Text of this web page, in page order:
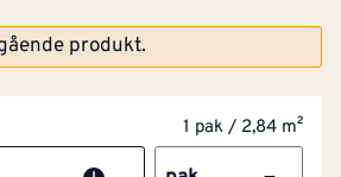
produkt.
1 pak / 2,84 m²
med gulvflate på 15-60